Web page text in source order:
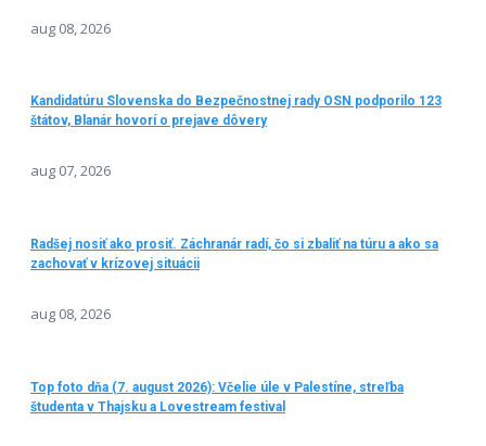
aug 08, 2026
Kandidatúru Slovenska do Bezpečnostnej rady OSN podporilo 123
štátov, Blanár hovorí o prejave dôvery
aug 07, 2026
Radšej nosiť ako prosiť. Záchranár radí, čo si zbaliť na túru a ako sa
zachovať v krízovej situácii
aug 08, 2026
Top foto dňa (7. august 2026): Včelie úle v Palestíne, streľba
študenta v Thajsku a Lovestream festival